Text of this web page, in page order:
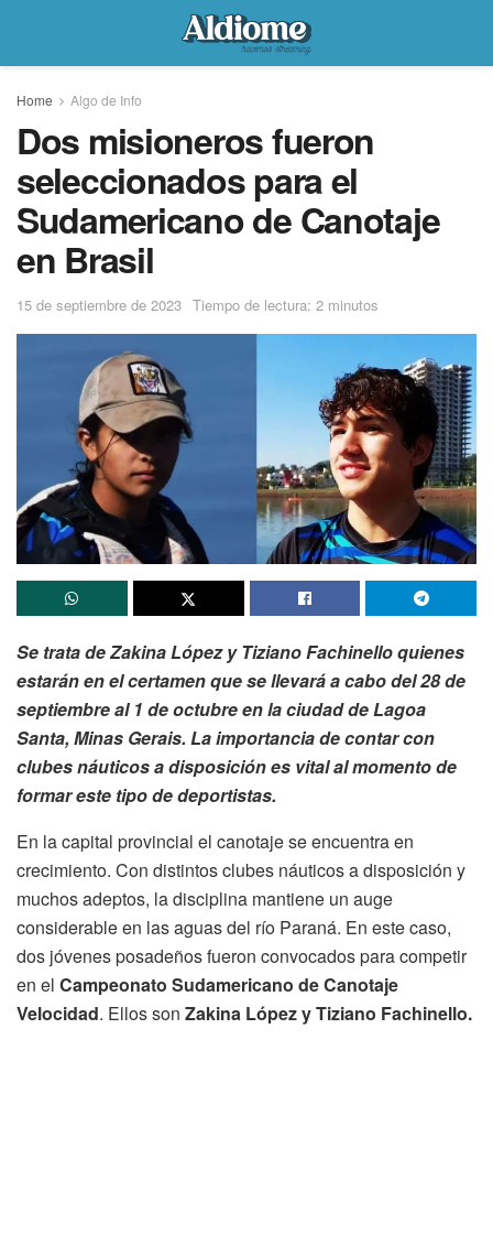
Home Algo de Info
Dos misioneros fueron
seleccionados para el
Sudamericano de Canotaje
en Brasil
15 de septiembre de 2023 Tiempo de lectura: 2 minutos
Se trata de Zakina López y Tiziano Fachinello quienes
estarán en el certamen que se llevará a cabo del 28 de
septiembre al 1 de octubre en la ciudad de Lagoa
Santa, Minas Gerais. La importancia de contar con
clubes náuticos a disposición es vital al momento de
formar este tipo de deportistas.
En la capital provincial el canotaje se encuentra en
crecimiento. Con distintos clubes náuticos a disposición y
muchos adeptos, la disciplina mantiene un auge
considerable en las aguas del río Paraná. En este caso,
dos jóvenes posadeños fueron convocados para competir
en el Campeonato Sudamericano de Canotaje
Velocidad. Ellos son Zakina López y Tiziano Fachinello.